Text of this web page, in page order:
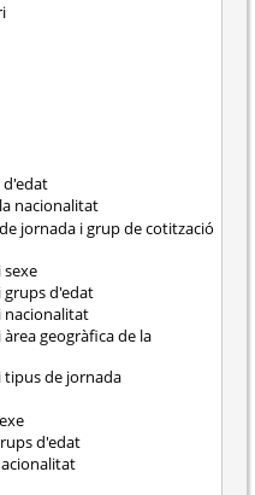
d'edat
nacionalitat
jornada i grup de cotització
grups d'edat
nacionalitat
geogràfica de la
tipus de jornada
d'edat